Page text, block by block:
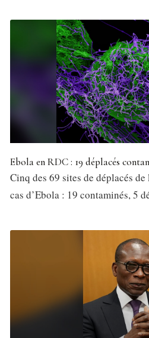
Ebola en RDC : 19 déplacés
Cinq des 69 sites de déplacés
cas d’Ebola : 19 contaminés, 5